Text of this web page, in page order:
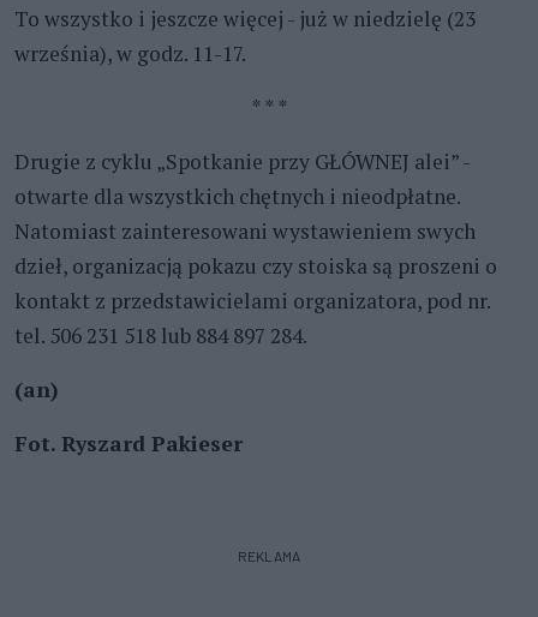
To wszystko i jeszcze więcej - już w niedzielę (23
września), w godz. 11-17.
* * *
Drugie z cyklu „Spotkanie przy GŁÓWNEJ alei” -
otwarte dla wszystkich chętnych i nieodpłatne.
Natomiast zainteresowani wystawieniem swych
dzieł, organizacją pokazu czy stoiska są proszeni o
kontakt z przedstawicielami organizatora, pod nr.
tel. 506 231 518 lub 884 897 284.
(an)
Fot. Ryszard Pakieser
REKLAMA